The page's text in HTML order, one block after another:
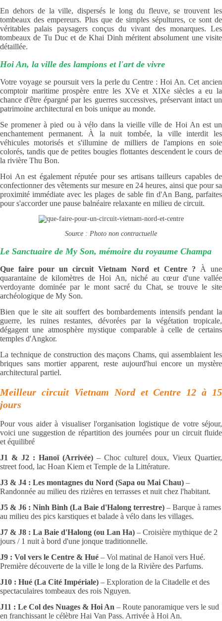
En dehors de la ville, dispersés le long du fleuve, se trouvent les
tombeaux des empereurs. Plus que de simples sépultures, ce sont de
véritables palais paysagers conçus du vivant des monarques. Les
tombeaux de Tu Duc et de Khai Dinh méritent absolument une visite
détaillée.
Hoi An, la ville des lampions et l'art de vivre
Votre voyage se poursuit vers la perle du Centre : Hoi An. Cet ancien
comptoir maritime prospère entre les XVe et XIXe siècles a eu la
chance d'être épargné par les guerres successives, préservant intact un
patrimoine architectural en bois unique au monde.
Se promener à pied ou à vélo dans la vieille ville de Hoi An est un
enchantement permanent. À la nuit tombée, la ville interdit les
véhicules motorisés et s'illumine de milliers de l'ampions en soie
colorés, tandis que de petites bougies flottantes descendent le cours de
la rivière Thu Bon.
Hoi An est également réputée pour ses artisans tailleurs capables de
confectionner des vêtements sur mesure en 24 heures, ainsi que pour sa
proximité immédiate avec les plages de sable fin d'An Bang, parfaites
pour s'accorder une pause balnéaire relaxante en milieu de circuit.
Source : Photo non contractuelle
Le Sanctuaire de My Son, mémoire du royaume Champa
Que faire pour un circuit Vietnam Nord et Centre ? À une
quarantaine de kilomètres de Hoi An, niché au cœur d'une vallée
verdoyante dominée par le mont sacré du Chat, se trouve le site
archéologique de My Son.
Bien que le site ait souffert des bombardements intensifs pendant la
guerre, les ruines restantes, dévorées par la végétation tropicale,
dégagent une atmosphère mystique comparable à celle de certains
temples d'Angkor.
La technique de construction des maçons Chams, qui assemblaient les
briques sans mortier apparent, reste aujourd'hui encore un mystère
architectural partiel.
Meilleur circuit Vietnam Nord et Centre 12 à 15
jours
Pour vous aider à visualiser l'organisation logistique de votre séjour,
voici une suggestion de répartition des journées pour un circuit fluide
et équilibré
J1 & J2 : Hanoï (Arrivée) – Choc culturel doux, Vieux Quartier,
street food, lac Hoan Kiem et Temple de la Littérature.
J3 & J4 : Les montagnes du Nord (Sapa ou Mai Chau) –
Randonnée au milieu des rizières en terrasses et nuit chez l'habitant.
J5 & J6 : Ninh Binh (La Baie d'Halong terrestre) – Barque à rames
au milieu des pics karstiques et balade à vélo dans les villages.
J7 & J8 : La Baie d'Halong (ou Lan Ha) – Croisière mythique de 2
jours / 1 nuit à bord d'une jonque traditionnelle.
J9 : Vol vers le Centre & Hué – Vol matinal de Hanoï vers Hué.
Première découverte de la ville le long de la Rivière des Parfums.
J10 : Hué (La Cité Impériale) – Exploration de la Citadelle et des
spectaculaires tombeaux des rois Nguyen.
J11 : Le Col des Nuages & Hoi An – Route panoramique vers le sud
en franchissant le célèbre Hai Van Pass. Arrivée à Hoi An.